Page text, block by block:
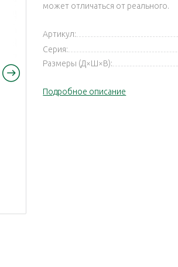
может отличаться от реального.
Артикул:
Серия:
Размеры (Д×Ш×В):
Подробное описание